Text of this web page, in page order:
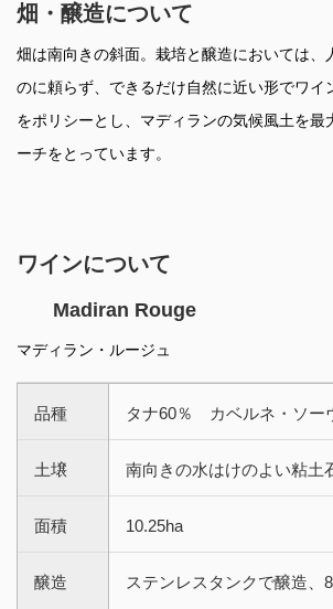
畑・醸造について
畑は南向きの斜面。栽培と醸造においては、
のに頼らず、できるだけ自然に近い形でワイ
をポリシーとし、マディランの気候風土を最
ーチをとっています。
ワインについて
Madiran Rouge
マディラン・ルージュ
品種 タナ60％ カベルネ・ソー
土壌 南向きの水はけのよい粘
面積 10.25ha
醸造
ステンレスタンクで醸造、